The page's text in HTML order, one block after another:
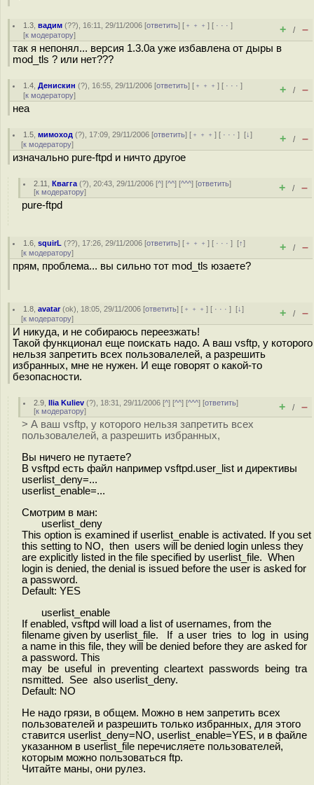
1.3 ,вадим (??), 16:11, 29/11/2006 [ответить] [ ﹢﹢﹢] [ · · ·]
[к модератору] + / –
так я непонял... версия 1.3.0a уже избавлена от дыры в
mod_tls ? или нет???
1.4 ,Денискин (?), 16:55, 29/11/2006 [ответить] [ ﹢﹢﹢] [ · · ·]
[к модератору] + / –
неа
1.5 ,мимоход (?), 17:09, 29/11/2006 [ответить] [ ﹢﹢﹢] [ · · ·][↓]
[к модератору] + / –
изначально pure-ftpd и ничто другое
2.11 ,Квагга (?), 20:43, 29/11/2006 [^] [^^] [^^^] [ответить]
[к модератору] + / –
pure-ftpd
1.6 ,squirL (??), 17:26, 29/11/2006 [ответить] [ ﹢﹢﹢] [ · · ·][↑]
[к модератору] + / –
прям, проблема... вы сильно тот mod_tls юзаете?
1.8 ,avatar(ok), 18:05, 29/11/2006 [ответить] [ ﹢﹢﹢] [ · · ·][↓]
[к модератору] + / –
И никуда, и не собираюсь переезжать!
Такой функционал еще поискать надо. А ваш vsftp, у которого
нельзя запретить всех пользовалелей, а разрешить
избранных, мне не нужен. И еще говорят о какой-то
безопасности.
2.9 ,Ilia Kuliev (?), 18:31, 29/11/2006 [^] [^^] [^^^] [ответить]
[к модератору] + / –
> А ваш vsftp, у которого нельзя запретить всех
пользовалелей, а разрешить избранных,
Вы ничего не путаете?
В vsftpd есть файл например vsftpd.user_list и директивы
userlist_deny=...
userlist_enable=...
Смотрим в ман:
userlist_deny
This option is examined if userlist_enable is activated. If you set
this setting to NO, then users will be denied login unless they
are explicitly listed in the file specified by userlist_file. When
login is denied, the denial is issued before the user is asked for
a password.
Default: YES
userlist_enable
If enabled, vsftpd will load a list of usernames, from the
filename given by userlist_file. If a user tries to log in using
a name in this file, they will be denied before they are asked for
a password. This
may be useful in preventing cleartext passwords being tra
nsmitted. See also userlist_deny.
Default: NO
Не надо грязи, в общем. Можно в нем запретить всех
пользователей и разрешить только избранных, для этого
ставится userlist_deny=NO, userlist_enable=YES, и в файле
указанном в userlist_file перечисляете пользователей,
которым можно пользоваться ftp.
Читайте маны, они рулез.